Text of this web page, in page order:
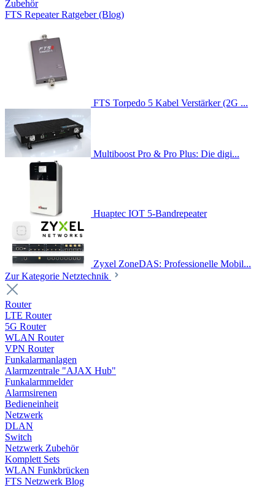
Zubehör
FTS Repeater Ratgeber (Blog)
FTS Torpedo 5 Kabel Verstärker (2G ...
Multiboost Pro & Pro Plus: Die digi...
Huaptec IOT 5-Bandrepeater
Zyxel ZoneDAS: Professionelle Mobil...
Zur Kategorie Netztechnik
Router
LTE Router
5G Router
WLAN Router
VPN Router
Funkalarmanlagen
Alarmzentrale "AJAX Hub"
Funkalarmmelder
Alarmsirenen
Bedieneinheit
Netzwerk
DLAN
Switch
Netzwerk Zubehör
Komplett Sets
WLAN Funkbrücken
FTS Netzwerk Blog